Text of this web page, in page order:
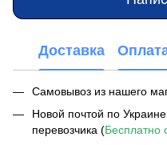
Доставка
Самовывоз из нашего
Новой почтой по
перевозчика (Бесплатно